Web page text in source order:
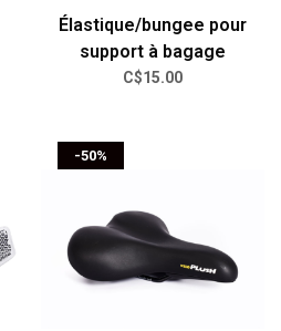
Élastique/bungee pour
support à bagage
C$15.00
-50%